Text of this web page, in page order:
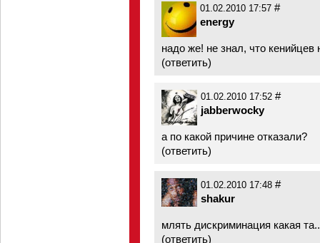
01.02.2010 17:57 #
energy
надо же! не знал, что
(ответить)
01.02.2010 17:52 #
jabberwocky
а по какой причине отказали?
(ответить)
01.02.2010 17:48 #
shakur
млять дискриминация какая
(ответить)